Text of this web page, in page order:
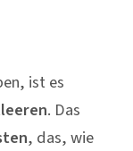
ist es
. Das
, das, wie